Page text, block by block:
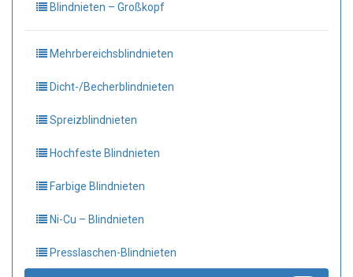
Blindnieten – Großkopf
Mehrbereichsblindnieten
Dicht-/Becherblindnieten
Spreizblindnieten
Hochfeste Blindnieten
Farbige Blindnieten
Ni-Cu – Blindnieten
Presslaschen-Blindnieten